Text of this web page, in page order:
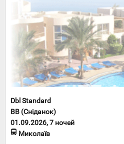
Dbl Standard
BB (Сніданок)
01.09.2026, 7 ночей
Миколаїв